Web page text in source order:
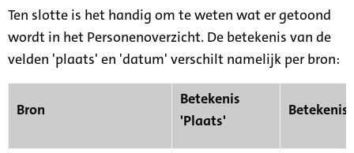
Ten slotte is het handig om te weten wat er getoond
wordt in het Personenoverzicht. De betekenis van de
velden 'plaats' en 'datum' verschilt namelijk per bron:
Bron
Betekenis
'Plaats'